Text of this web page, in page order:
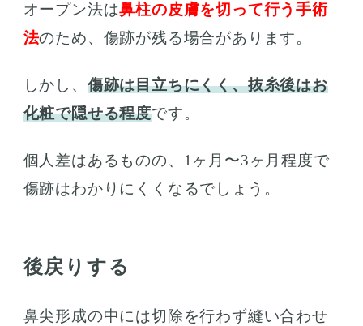
オープン法は鼻柱の皮膚を切って行う手術
法のため、傷跡が残る場合があります。
しかし、 傷跡は目立ちにくく、抜糸後はお
化粧で隠せる程度です。
個人差はあるものの、1ヶ月〜3ヶ月程度で
傷跡はわかりにくくなるでしょう。
後戻りする
鼻尖形成の中には切除を行わず縫い合わせ